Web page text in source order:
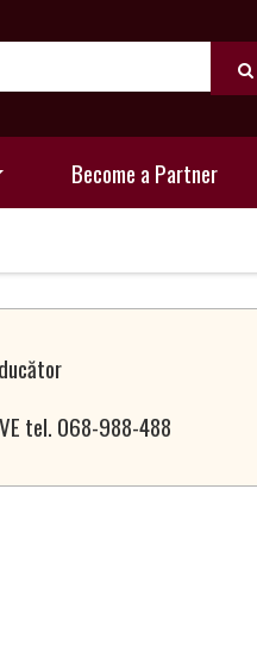
Become a Partner
tel. 068-988-488